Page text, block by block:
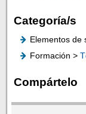
Categoría/s
Elementos de
Formación >
Compártelo